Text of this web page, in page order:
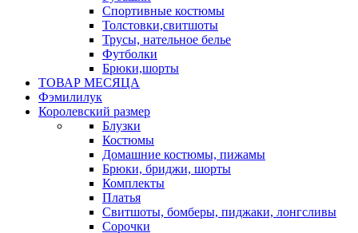
Спортивные костюмы
Толстовки,свитшоты
Трусы, нательное белье
Футболки
Брюки,шорты
ТОВАР МЕСЯЦА
Фэмилилук
Королевский размер
Блузки
Костюмы
Домашние костюмы, пижамы
Брюки, бриджи, шорты
Комплекты
Платья
Свитшоты, бомберы, пиджаки, лонгсливы
Сорочки